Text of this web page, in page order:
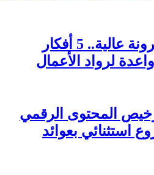
بتكاليف أقل ومرونة عالية.. 5 أفكار
لرواد الأعمال
المحتوى الرقمي
استثنائي بعوائد